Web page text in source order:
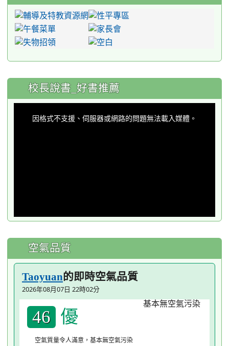
:::
校長說書_好書推薦
因格式不支援、伺服器或網路的問題無法載入媒體。
空氣品質
Taoyuan的即時空氣品質
2026年08月07日 22時02分
46 優
空氣質量令人滿意，基本無空氣污染